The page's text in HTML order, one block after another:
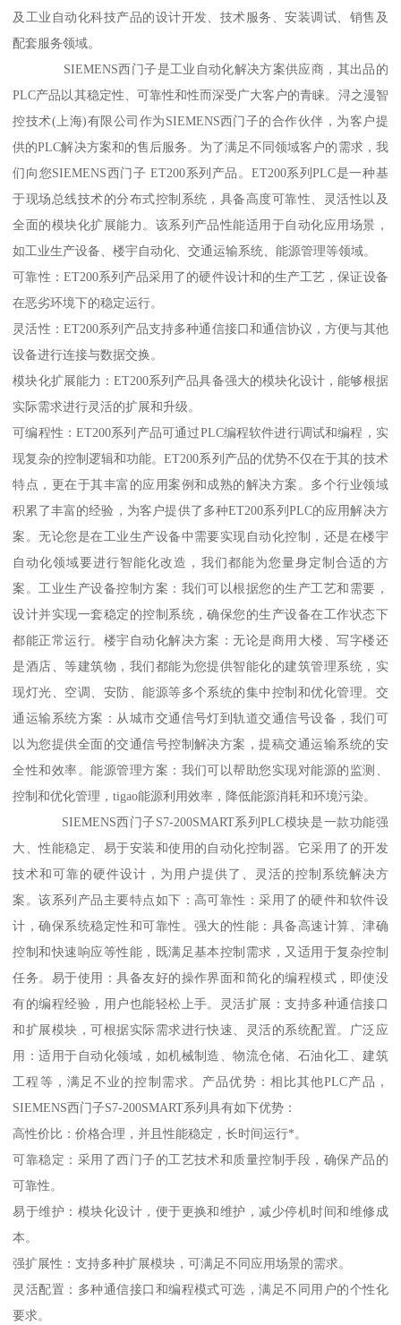
及工业自动化科技产品的设计开发、技术服务、安装调试、销售及
配套服务领域。
SIEMENS西门子是工业自动化解决方案供应商，其出品的
PLC产品以其稳定性、可靠性和性而深受广大客户的青睐。浔之漫智
控技术(上海)有限公司作为SIEMENS西门子的合作伙伴，为客户提
供的PLC解决方案和的售后服务。为了满足不同领域客户的需求，我
们向您SIEMENS西门子 ET200系列产品。ET200系列PLC是一种基
于现场总线技术的分布式控制系统，具备高度可靠性、灵活性以及
全面的模块化扩展能力。该系列产品性能适用于自动化应用场景，
如工业生产设备、楼宇自动化、交通运输系统、能源管理等领域。
可靠性：ET200系列产品采用了的硬件设计和的生产工艺，保证设备
在恶劣环境下的稳定运行。
灵活性：ET200系列产品支持多种通信接口和通信协议，方便与其他
设备进行连接与数据交换。
模块化扩展能力：ET200系列产品具备强大的模块化设计，能够根据
实际需求进行灵活的扩展和升级。
可编程性：ET200系列产品可通过PLC编程软件进行调试和编程，实
现复杂的控制逻辑和功能。ET200系列产品的优势不仅在于其的技术
特点，更在于其丰富的应用案例和成熟的解决方案。多个行业领域
积累了丰富的经验，为客户提供了多种ET200系列PLC的应用解决方
案。无论您是在工业生产设备中需要实现自动化控制，还是在楼宇
自动化领域要进行智能化改造，我们都能为您量身定制合适的方
案。工业生产设备控制方案：我们可以根据您的生产工艺和需要，
设计并实现一套稳定的控制系统，确保您的生产设备在工作状态下
都能正常运行。楼宇自动化解决方案：无论是商用大楼、写字楼还
是酒店、等建筑物，我们都能为您提供智能化的建筑管理系统，实
现灯光、空调、安防、能源等多个系统的集中控制和优化管理。交
通运输系统方案：从城市交通信号灯到轨道交通信号设备，我们可
以为您提供全面的交通信号控制解决方案，提稿交通运输系统的安
全性和效率。能源管理方案：我们可以帮助您实现对能源的监测、
控制和优化管理，tigao能源利用效率，降低能源消耗和环境污染。
SIEMENS西门子S7-200SMART系列PLC模块是一款功能强
大、性能稳定、易于安装和使用的自动化控制器。它采用了的开发
技术和可靠的硬件设计，为用户提供了、灵活的控制系统解决方
案。该系列产品主要特点如下：高可靠性：采用了的硬件和软件设
计，确保系统稳定性和可靠性。强大的性能：具备高速计算、津确
控制和快速响应等性能，既满足基本控制需求，又适用于复杂控制
任务。易于使用：具备友好的操作界面和简化的编程模式，即使没
有的编程经验，用户也能轻松上手。灵活扩展：支持多种通信接口
和扩展模块，可根据实际需求进行快速、灵活的系统配置。广泛应
用：适用于自动化领域，如机械制造、物流仓储、石油化工、建筑
工程等，满足不业的控制需求。产品优势：相比其他PLC产品，
SIEMENS西门子S7-200SMART系列具有如下优势：
高性价比：价格合理，并且性能稳定，长时间运行*。
可靠稳定：采用了西门子的工艺技术和质量控制手段，确保产品的
可靠性。
易于维护：模块化设计，便于更换和维护，减少停机时间和维修成
本。
强扩展性：支持多种扩展模块，可满足不同应用场景的需求。
灵活配置：多种通信接口和编程模式可选，满足不同用户的个性化
要求。